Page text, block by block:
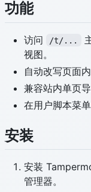
功能
访问 /t/...
视图。
自动改写页面
兼容站内单页
在用户脚本菜
安装
安装
管理器。